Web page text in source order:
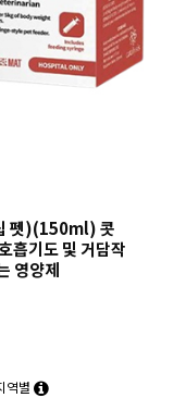
펫)(150ml) 콧
흡기도 및 거담작
영양제
역별